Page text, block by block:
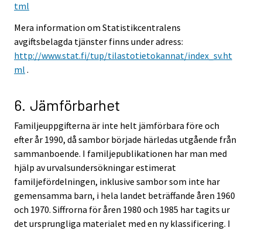
tml
Mera information om Statistikcentralens
avgiftsbelagda tjänster finns under adress:
http://www.stat.fi/tup/tilastotietokannat/index_sv.ht
ml .
6. Jämförbarhet
Familjeuppgifterna är inte helt jämförbara före och
efter år 1990, då sambor började härledas utgående från
sammanboende. I familjepublikationen har man med
hjälp av urvalsundersökningar estimerat
familjefördelningen, inklusive sambor som inte har
gemensamma barn, i hela landet beträffande åren 1960
och 1970. Siffrorna för åren 1980 och 1985 har tagits ur
det ursprungliga materialet med en ny klassificering. I